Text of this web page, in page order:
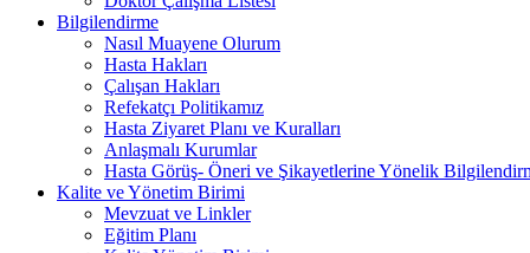
Bilgilendirme
Nasıl Muayene Olurum
Hasta Hakları
Çalışan Hakları
Refekatçı Politikamız
Hasta Ziyaret Planı ve Kuralları
Anlaşmalı Kurumlar
Hasta Görüş- Öneri ve Şikayetlerine Yönelik
Kalite ve Yönetim Birimi
Mevzuat ve Linkler
Eğitim Planı